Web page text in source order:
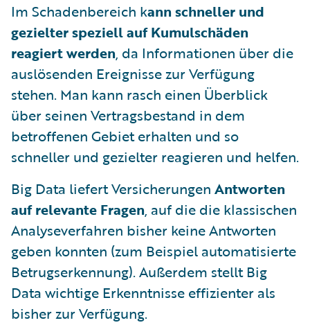
Im Schadenbereich kann schneller und
gezielter speziell auf Kumulschäden
reagiert werden, da Informationen über die
auslösenden Ereignisse zur Verfügung
stehen. Man kann rasch einen Überblick
über seinen Vertragsbestand in dem
betroffenen Gebiet erhalten und so
schneller und gezielter reagieren und helfen.
Big Data liefert Versicherungen Antworten
auf relevante Fragen, auf die die klassischen
Analyseverfahren bisher keine Antworten
geben konnten (zum Beispiel automatisierte
Betrugserkennung). Außerdem stellt Big
Data wichtige Erkenntnisse effizienter als
bisher zur Verfügung.